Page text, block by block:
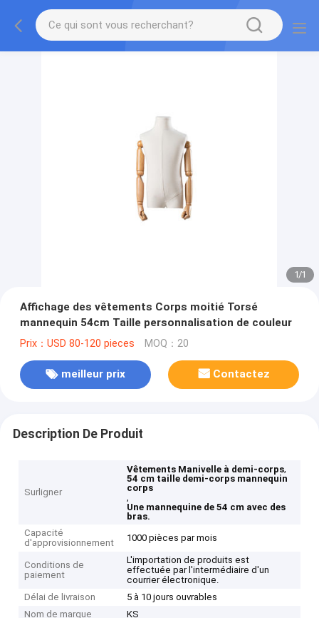
1/1
Affichage des vêtements Corps moitié Torsé
mannequin 54cm Taille personnalisation de couleur
Prix：USD 80-120 pieces MOQ：20
meilleur prix Contactez
Description De Produit
Surligner
Vêtements Manivelle à demi-corps,
54 cm taille demi-corps mannequin
corps
,
Une mannequine de 54 cm avec des
bras.
Capacité
d'approvisionnement
1000 pièces par mois
Conditions de
paiement
L'importation de produits est
effectuée par l'intermédiaire d'un
courrier électronique.
Délai de livraison
5 à 10 jours ouvrables
Nom de marque
KS